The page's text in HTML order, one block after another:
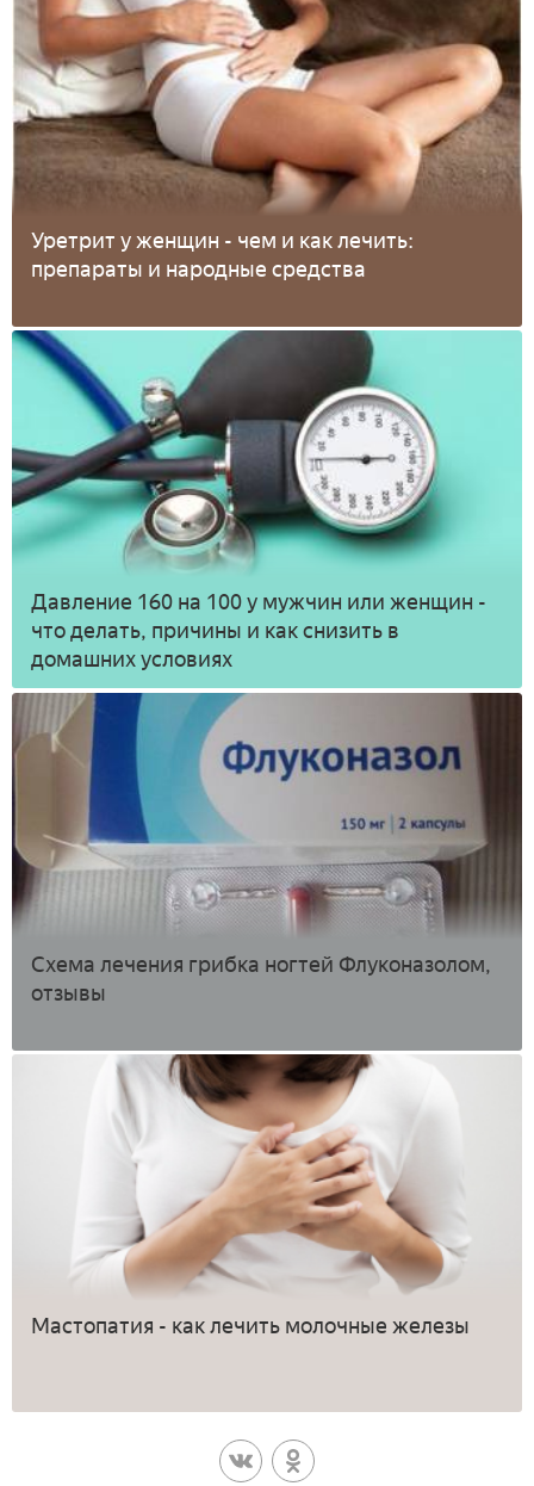
Уретрит у женщин - чем и как лечить:
препараты и народные средства
Давление 160 на 100 у мужчин или женщин -
что делать, причины и как снизить в
домашних условиях
Схема лечения грибка ногтей Флуконазолом,
отзывы
Мастопатия - как лечить молочные железы